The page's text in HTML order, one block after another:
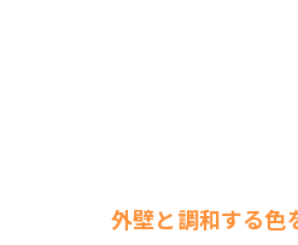
外壁と調和する色